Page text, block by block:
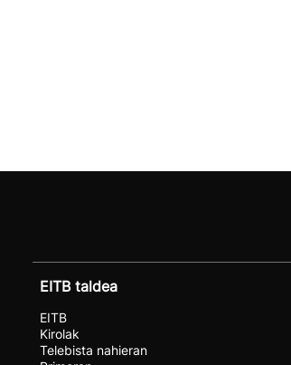
EITB taldea
EITB
Kirolak
Telebista nahieran